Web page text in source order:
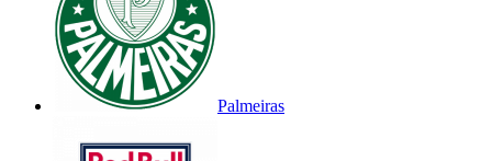
Palmeiras